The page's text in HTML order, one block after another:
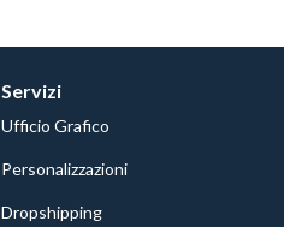
Servizi
Ufficio Grafico
Personalizzazioni
Dropshipping